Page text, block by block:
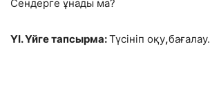
Сендерге ұнады ма?
ҮІ. Үйге тапсырма:Түсініп оқу,бағалау.